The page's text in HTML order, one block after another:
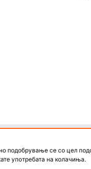
или користат за
подобрување се со цел
употребата на колачиња.